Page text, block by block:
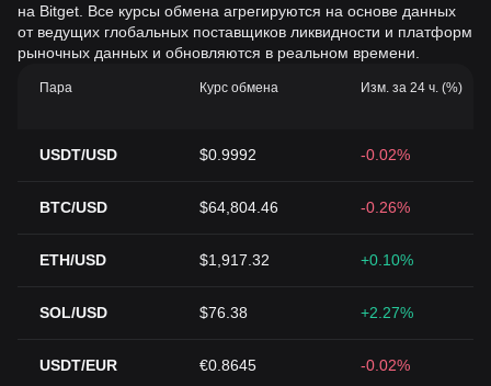
на Bitget. Все курсы обмена агрегируются на основе данных
от ведущих глобальных поставщиков ликвидности и платформ
рыночных данных и обновляются в реальном времени.
Пара Курс обмена Изм. за 24 ч. (%)
USDT/USD $0.9992 -0.02%
BTC/USD $64,804.46 -0.26%
ETH/USD $1,917.32 +0.10%
SOL/USD $76.38 +2.27%
USDT/EUR €0.8645 -0.02%